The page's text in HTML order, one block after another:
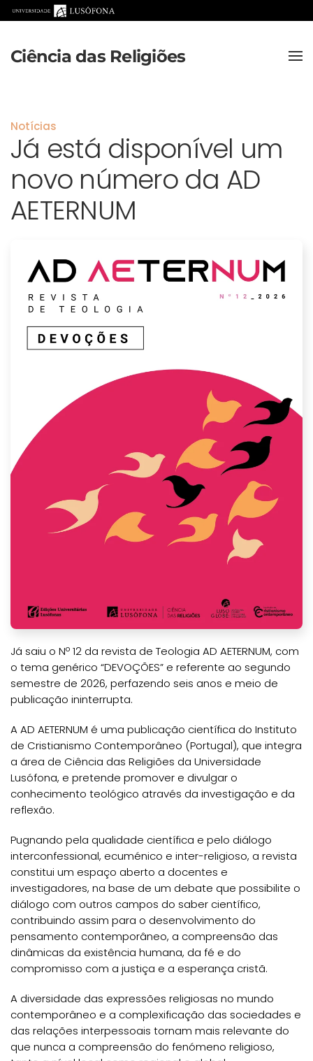
Ciência das Religiões
Notícias
Já está disponível um
novo número da AD
AETERNUM
Já saiu o Nº 12 da revista de Teologia AD AETERNUM, com
o tema genérico “DEVOÇÕES” e referente ao segundo
semestre de 2026, perfazendo seis anos e meio de
publicação ininterrupta.
A AD AETERNUM é uma publicação científica do Instituto
de Cristianismo Contemporâneo (Portugal), que integra
a área de Ciência das Religiões da Universidade
Lusófona, e pretende promover e divulgar o
conhecimento teológico através da investigação e da
reflexão.
Pugnando pela qualidade científica e pelo diálogo
interconfessional, ecuménico e inter-religioso, a revista
constitui um espaço aberto a docentes e
investigadores, na base de um debate que possibilite o
diálogo com outros campos do saber científico,
contribuindo assim para o desenvolvimento do
pensamento contemporâneo, a compreensão das
dinâmicas da existência humana, da fé e do
compromisso com a justiça e a esperança cristã.
A diversidade das expressões religiosas no mundo
contemporâneo e a complexificação das sociedades e
das relações interpessoais tornam mais relevante do
que nunca a compreensão do fenómeno religioso,